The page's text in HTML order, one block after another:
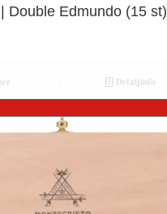
Double Edmundo (15 st)
Detaljinfo